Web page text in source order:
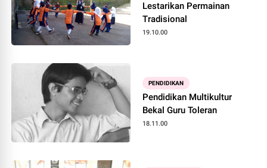
Lestarikan Permainan
Tradisional
19.10.00
PENDIDIKAN
Pendidikan Multikultur
Bekal Guru Toleran
18.11.00